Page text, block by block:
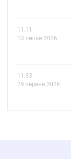
11.11
13 липня 2026
11.33
29 червня 2026